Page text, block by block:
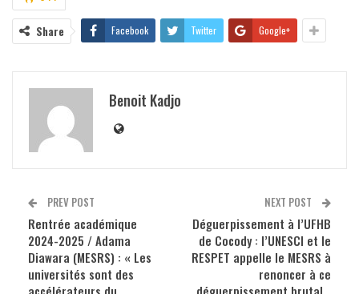
Share Facebook Twitter Google+
Benoit Kadjo
PREV POST
Rentrée académique
2024-2025 / Adama
Diawara (MESRS) : « Les
universités sont des
NEXT POST
Déguerpissement à l’UFHB
de Cocody : l’UNESCI et le
RESPET appelle le MESRS à
renoncer à ce